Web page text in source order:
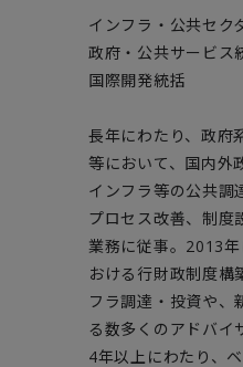
インフラ・公共セク
政府・公共サービス
国際開発統括
長年にわたり、政府
等において、国内外
インフラ等の公共調
プロセス改善、制度
業務に従事。2013
おける行財政制度構
フラ調達・投資や、
る数多くのアドバイ
4年以上にわたり、